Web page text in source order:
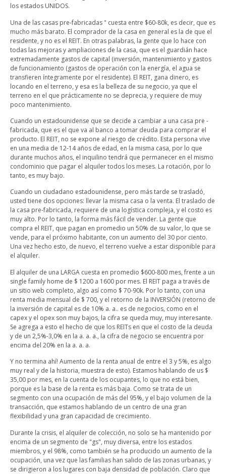
los estados UNIDOS.
Una de las casas pre-fabricadas " cuesta entre $60-80k, es decir, que es
mucho más barato. El comprador de la casa en general es la de que el
residente, y no es el REIT. En otras palabras, la gente que lo hace con
todas las mejoras y ampliaciones de la casa, que es el guardián hace
extremadamente gastos de capital (inversión, mantenimiento y gastos
de funcionamiento (gastos de operación con la energía, el agua se
transfieren íntegramente por el residente). El REIT, gana dinero, es
locando en el terreno, y esa es la belleza de su negocio, ya que el
terreno en el que prácticamente no se deprecia, y requiere de muy
poco mantenimiento.
Cuando un estadounidense que se decide a cambiar a una casa pre -
fabricada, que es el que va al banco a tomar deuda para comprar el
producto. El REIT, no se expone al riesgo de crédito. Esta persona vive
en una media de 12-14 años de edad, en la misma casa, por lo que
durante muchos años, el inquilino tendrá que permanecer en el mismo
condominio que pagar el alquiler todos los meses. La rotación, por lo
tanto, es muy bajo.
Cuando un ciudadano estadounidense, pero más tarde se trasladó,
usted tiene dos opciones: llevar la misma casa o la venta. El traslado de
la casa pre-fabricada, requiere de una logística compleja, y el costo es
muy alto. Por lo tanto, la forma más fácil de vender. La gente que
compra el REIT, que pagan en promedio un 50% de su valor, lo que se
vende, para el próximo habitante, con un aumento del 30 por ciento.
Una vez hecho esto, de nuevo, el terreno vuelve a estar disponible para
el alquiler.
El alquiler de una LARGA cuesta en promedio $600-800 mes, frente a un
single family home de $ 1200 a 1600 por mes. El REIT paga a través de
un sitio web completo, algo así como $ 70-90k. Por lo tanto, con una
renta media mensual de $ 700, y el retorno de la INVERSIÓN (retorno de
la inversión de capital es de 10% a. a.. es de negocios, como en el
capex y el opex son muy bajos, la cifra se queda muy, muy interesante.
Se agrega a esto el hecho de que los REITs en que el costo de la deuda
y de un 2,5%-3,0% en la a. a. a., la cifra de negocio se encuentra por
encima del 20% en la a. a. a.
Y no termina ahí! Aumento de la renta anual de entre el 3 y 5%, es algo
muy real y de la historia, muestra de esto). Estamos hablando de us $
35,00 por mes, en la cuenta de los ocupantes, lo que no está bien,
porque es la base de la renta es más baja. Como se trata de un
segmento con una ocupación de más del 95%, y el bajo volumen de la
transacción, que estamos hablando de un centro de una gran
flexibilidad y una gran capacidad de crecimiento.
Durante la crisis, el alquiler de colección, no solo se ha mantenido por
encima de un segmento de "gs", muy diversa, entre los estados
miembros, y el 98%, como también se ha producido un aumento de la
ocupación, una vez que las familias han salido de las zonas urbanas, y
se dirigieron a los lugares con baja densidad de población. Claro que